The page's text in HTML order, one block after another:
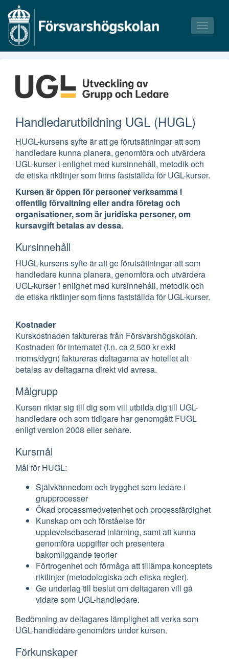
Toggle
Våra tillfällen
Handledarutbildning UGL (HUGL)
HUGL-kursens syfte är att ge förutsättningar att som
handledare kunna planera, genomföra och utvärdera
UGL-kurser i enlighet med kursinnehåll, metodik och
de etiska riktlinjer som finns fastställda för UGL-kurser.
Kursen är öppen för personer verksamma i
offentlig förvaltning eller andra företag och
organisationer, som är juridiska personer, om
kursavgift betalas av dessa.
Kursinnehåll
HUGL-kursens syfte är att ge förutsättningar att som
handledare kunna planera, genomföra och utvärdera
UGL-kurser i enlighet med kursinnehåll, metodik och
de etiska riktlinjer som finns fastställda för UGL-kurser.
Kostnader
Kurskostnaden faktureras från Försvarshögskolan.
Kostnaden för internatet (f.n. ca 2 500 kr exkl
moms/dygn) faktureras deltagarna av hotellet alt
betalas av deltagarna direkt vid avresa.
Målgrupp
Kursen riktar sig till dig som vill utbilda dig till UGL-
handledare och som tidigare har genomgått FUGL
enligt version 2008 eller senare.
Kursmål
Mål för HUGL:
Självkännedom och trygghet som ledare i
grupprocesser
Ökad processmedvetenhet och processfärdighet
Kunskap om och förståelse för
upplevelsebaserad inlärning, samt att kunna
genomföra uppgifter och presentera
bakomliggande teorier
Förtrogenhet och förmåga att tillämpa konceptets
riktlinjer (metodologiska och etiska regler).
Ge underlag till beslut om deltagaren vill gå
vidare som UGL-handledare.
Bedömning av deltagares lämplighet att verka som
UGL-handledare genomförs under kursen.
Förkunskaper